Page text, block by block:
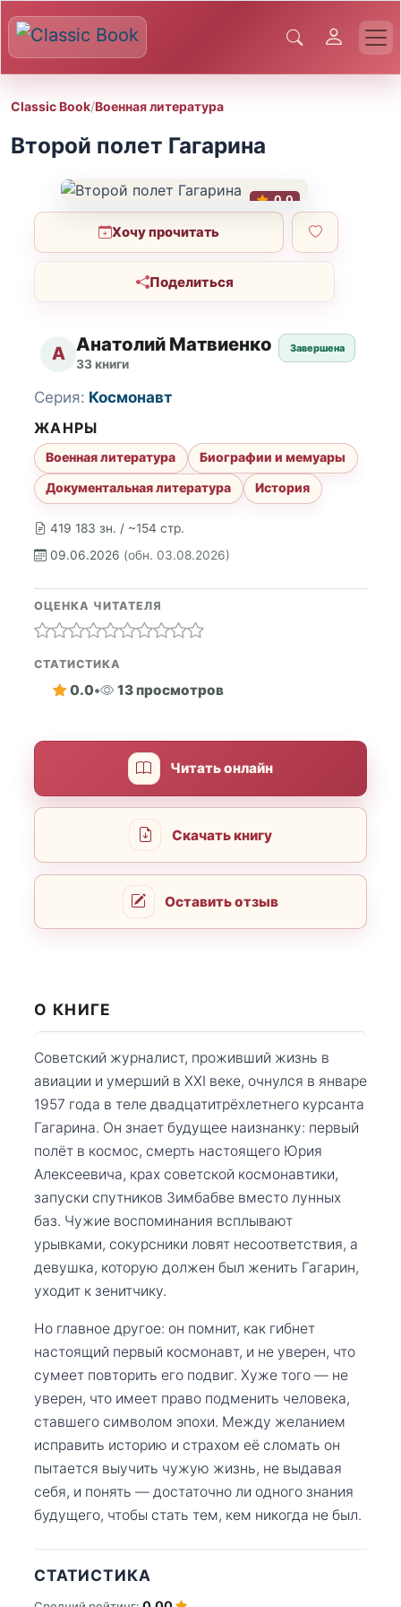
Classic Book/Военная литература
Второй полет Гагарина
0.0
Хочу прочитать
Поделиться
А Анатолий Матвиенко
33 книги
Завершена
419 183 зн. / ~154 стр.
09.06.2026 (обн. 03.08.2026)
Серия: Космонавт
ЖАНРЫ
Военная литература
Биографии и мемуары
Документальная литература
История
ОЦЕНКА ЧИТАТЕЛЯ
СТАТИСТИКА
0.0• 13 просмотров
Читать онлайн
Скачать книгу
Оставить отзыв
О КНИГЕ
Советский журналист, проживший жизнь в
авиации и умерший в XXI веке, очнулся в январе
1957 года в теле двадцатитрёхлетнего курсанта
Гагарина. Он знает будущее наизнанку: первый
полёт в космос, смерть настоящего Юрия
Алексеевича, крах советской космонавтики,
запуски спутников Зимбабве вместо лунных
баз. Чужие воспоминания всплывают
урывками, сокурсники ловят несоответствия, а
девушка, которую должен был женить Гагарин,
уходит к зенитчику.
Но главное другое: он помнит, как гибнет
настоящий первый космонавт, и не уверен, что
сумеет повторить его подвиг. Хуже того — не
уверен, что имеет право подменить человека,
ставшего символом эпохи. Между желанием
исправить историю и страхом её сломать он
пытается выучить чужую жизнь, не выдавая
себя, и понять — достаточно ли одного знания
будущего, чтобы стать тем, кем никогда не был.
СТАТИСТИКА